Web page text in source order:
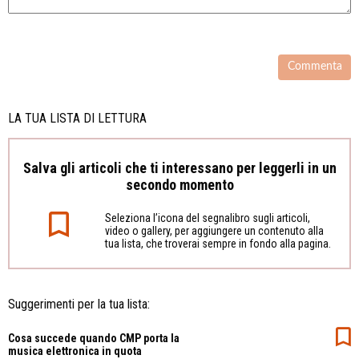
LA TUA LISTA DI LETTURA
Salva gli articoli che ti interessano per leggerli in un
secondo momento
Seleziona l’icona del segnalibro sugli articoli,
video o gallery, per aggiungere un contenuto alla
tua lista, che troverai sempre in fondo alla pagina.
Suggerimenti per la tua lista:
Cosa succede quando CMP porta la
musica elettronica in quota